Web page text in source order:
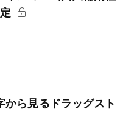
から見るドラッグスト